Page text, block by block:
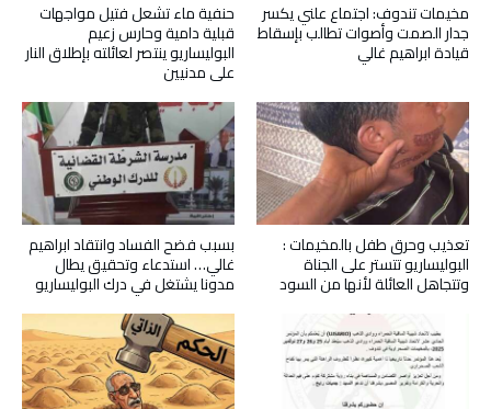
حنفية ماء تشعل فتيل مواجهات
قبلية دامية وحارس زعيم
البوليساريو ينتصر لعائلته بإطلاق النار
على مدنيين
مخيمات تندوف: اجتماع علني يكسر
جدار الصمت وأصوات تطالب بإسقاط
قيادة ابراهيم غالي
بسبب فضح الفساد وانتقاد ابراهيم
غالي… استدعاء وتحقيق يطال
مدونا يشتغل في درك البوليساريو
تعذيب وحرق طفل بالمخيمات :
البوليساريو تتستر على الجناة
وتتجاهل العائلة لأنها من السود